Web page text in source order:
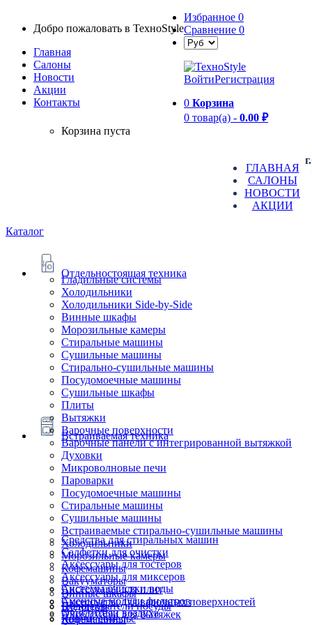
Добро пожаловать в TexноStyle
Главная
Салоны
Новости
Aкции
Контакты
Избранное 0
Сравнение 0
ВойтиРегистрация
0 Корзина
0 товар(а) - 0.00 ₽
Корзина пуста
ГЛАВНАЯ
САЛОНЫ
НОВОСТИ
АКЦИИ
Каталог
Отдельностоящая техника
Гладильные системы
Холодильники
Холодильники Side-by-Side
Винные шкафы
Морозильные камеры
Стиральные машины
Сушильные машины
Стирально-сушильные машины
Посудомоечные машины
Сушильные шкафы
Плиты
Встраиваемая техника
Вытяжки
Варочные поверхности
Варочные панели с интегрированной вытяжкой
Духовки
Микроволновые печи
Пароварки
Посудомоечные машины
Стиральные машины
Сушильные машины
Встраиваемые стирально-сушильные машины
Холодильники
Морозильные камеры
Кофемашины
Вакууматоры
Винные шкафы
Подогреватели посуды
Ящики сомелье
Блендеры
Кофемашины
Очистители воздуха
Системы очистки воды
Сменные модули фильтров
Аксессуары для тостеров
Аксессуары для миксеров
Аксессуары для плит
Аксессуары для варочных поверхностей
Аксессуары для вытяжек
Средства для стиральных машин
Салфетки для очистки